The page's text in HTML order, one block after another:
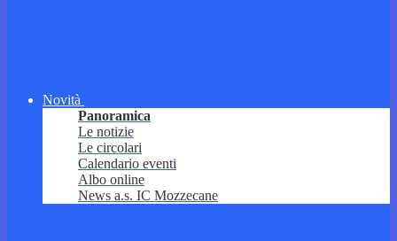
Novità
Panoramica
Le notizie
Le circolari
Calendario eventi
Albo online
News a.s. IC Mozzecane